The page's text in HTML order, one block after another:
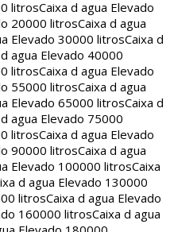
litrosCaixa d agua Elevado
20000 litrosCaixa d agua
Elevado 30000 litrosCaixa d
agua Elevado 40000
litrosCaixa d agua Elevado
55000 litrosCaixa d agua
Elevado 65000 litrosCaixa d
agua Elevado 75000
litrosCaixa d agua Elevado
90000 litrosCaixa d agua
Elevado 100000 litrosCaixa
d agua Elevado 130000
litrosCaixa d agua Elevado
160000 litrosCaixa d agua